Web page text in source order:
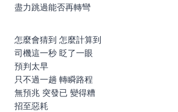
盡力跳過能否再轉彎
怎麼會猜到 怎麼計算到
司機這一秒 眨了一眼
預判太早
只不過一趟 轉瞬路程
無預兆 突發已 變得糟
招至惡耗